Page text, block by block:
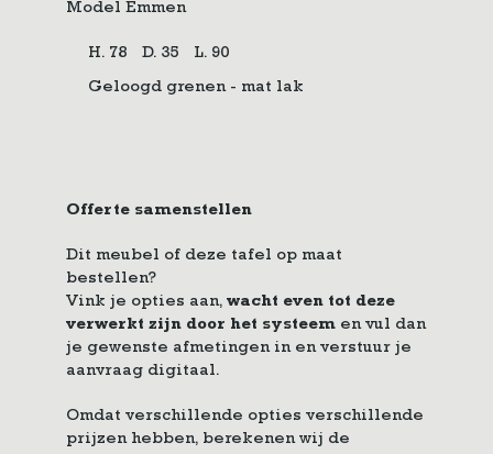
Model Emmen
H. 78 D. 35 L. 90
Geloogd grenen - mat lak
Offerte samenstellen
Dit meubel of deze tafel op maat
bestellen?
Vink je opties aan, wacht even tot deze
verwerkt zijn door het systeem en vul dan
je gewenste afmetingen in en verstuur je
aanvraag digitaal.
Omdat verschillende opties verschillende
prijzen hebben, berekenen wij de